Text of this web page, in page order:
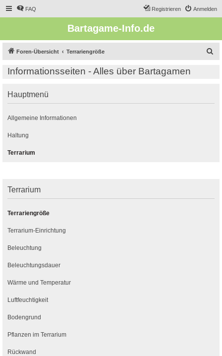
FAQ Anmelden
Registrieren
Bartagame-Info.de
Foren-Übersicht Terrariengröße
Informationsseiten - Alles über Bartagamen
Hauptmenü
Allgemeine Informationen
Haltung
Terrarium
Terrarium
Terrariengröße
Terrarium-Einrichtung
Beleuchtung
Beleuchtungsdauer
Wärme und Temperatur
Luftfeuchtigkeit
Bodengrund
Pflanzen im Terrarium
Rückwand